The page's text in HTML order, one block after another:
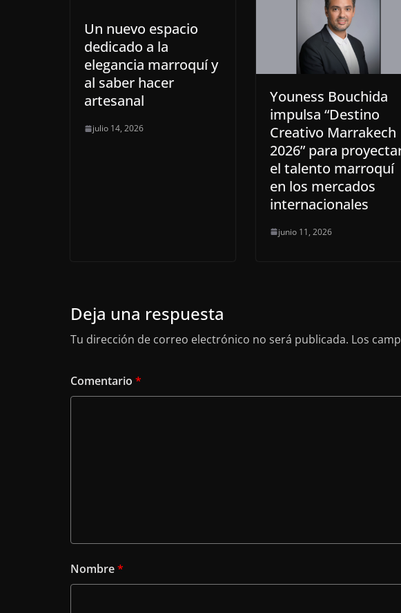
Un nuevo espacio
dedicado a la
elegancia marroquí y
al saber hacer
artesanal
julio 14, 2026
Youness Bouchida
impulsa “Destino
Creativo Marrakech
2026” para
el talento marroquí
en los mercados
internacionales
junio 11, 2026
Deja una respuesta
Tu dirección de correo electrónico no será publicada. Los
Comentario *
Nombre*